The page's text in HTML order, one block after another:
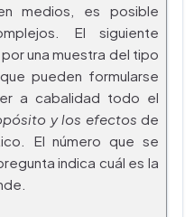
medios, es posible
El siguiente
una muestra del tipo
que pueden formularse
a cabalidad todo el
y los efectos de
El número que se
indica cuál es la